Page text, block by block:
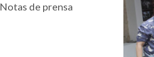
Notas de prensa